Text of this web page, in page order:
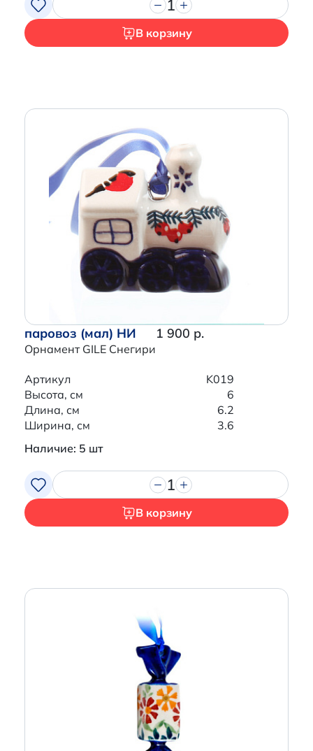
1
В корзину
паровоз (мал) НИ
Орнамент GILE Снегири
1 900 р.
Артикул
K019
Высота, см
6
Длина, см
6.2
Ширина, см
3.6
Наличие: 5 шт
1
В корзину